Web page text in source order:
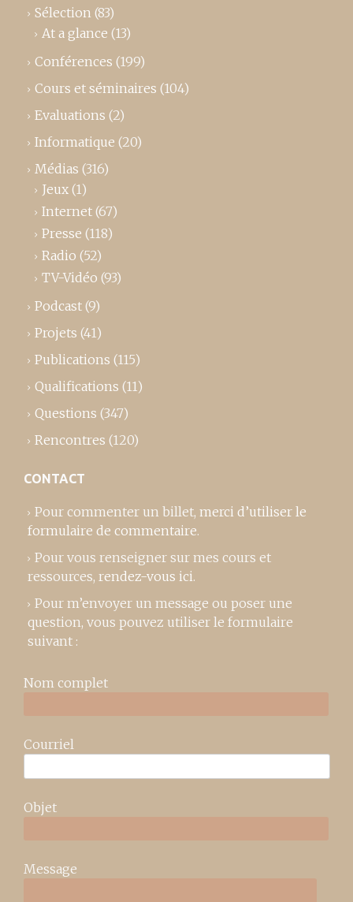
Sélection (83)
At a glance (13)
Conférences (199)
Cours et séminaires (104)
Evaluations (2)
Informatique (20)
Médias (316)
Jeux (1)
Internet (67)
Presse (118)
Radio (52)
TV-Vidéo (93)
Podcast (9)
Projets (41)
Publications (115)
Qualifications (11)
Questions (347)
Rencontres (120)
CONTACT
Pour commenter un billet, merci d’utiliser le
formulaire de commentaire.
Pour vous renseigner sur mes cours et
ressources, rendez-vous ici.
Pour m’envoyer un message ou poser une
question, vous pouvez utiliser le formulaire
suivant :
Nom complet
Courriel
Objet
Message